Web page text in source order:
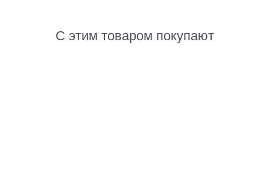
С этим товаром покупают